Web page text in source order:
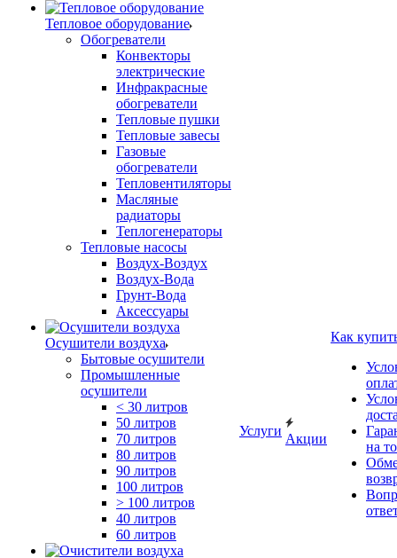
Тепловое оборудование
Обогреватели
Конвекторы
электрические
Инфракрасные
обогреватели
Тепловые пушки
Тепловые завесы
Газовые
обогреватели
Тепловентиляторы
Масляные
радиаторы
Теплогенераторы
Тепловые насосы
Воздух-Воздух
Воздух-Вода
Грунт-Вода
Аксессуары
Осушители воздуха
Бытовые осушители
Промышленные
осушители
< 30 литров
50 литров
70 литров
80 литров
90 литров
100 литров
> 100 литров
40 литров
60 литров
Услуги
Акции
Как
на